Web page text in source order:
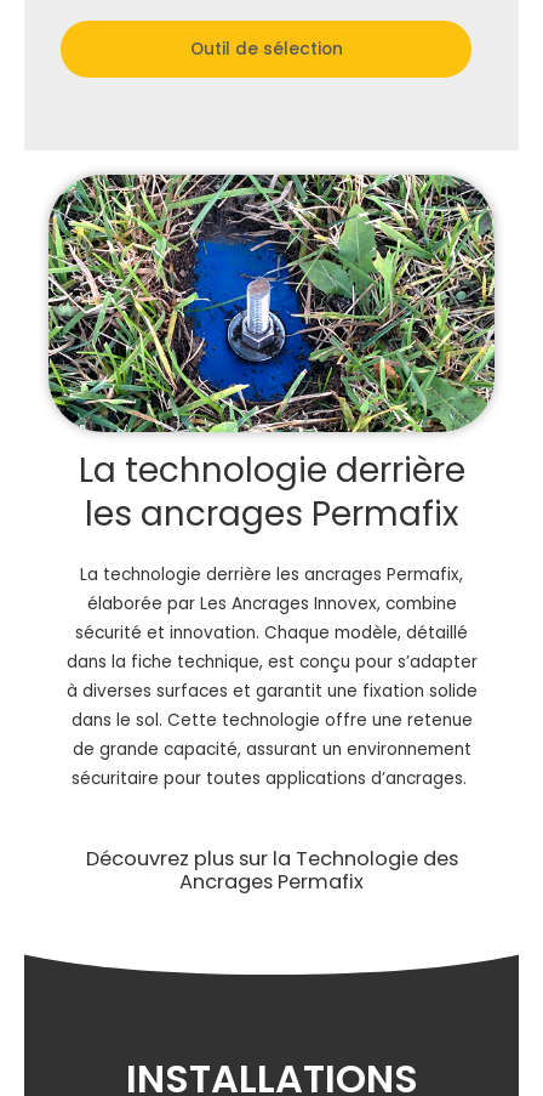
Outil de sélection
La technologie derrière
les ancrages Permafix
La technologie derrière les ancrages Permafix,
élaborée par Les Ancrages Innovex, combine
sécurité et innovation. Chaque modèle, détaillé
dans la fiche technique, est conçu pour s’adapter
à diverses surfaces et garantit une fixation solide
dans le sol. Cette technologie offre une retenue
de grande capacité, assurant un environnement
sécuritaire pour toutes applications d’ancrages.
Découvrez plus surla Technologie des
Ancrages Permafix
INSTALLATIONS